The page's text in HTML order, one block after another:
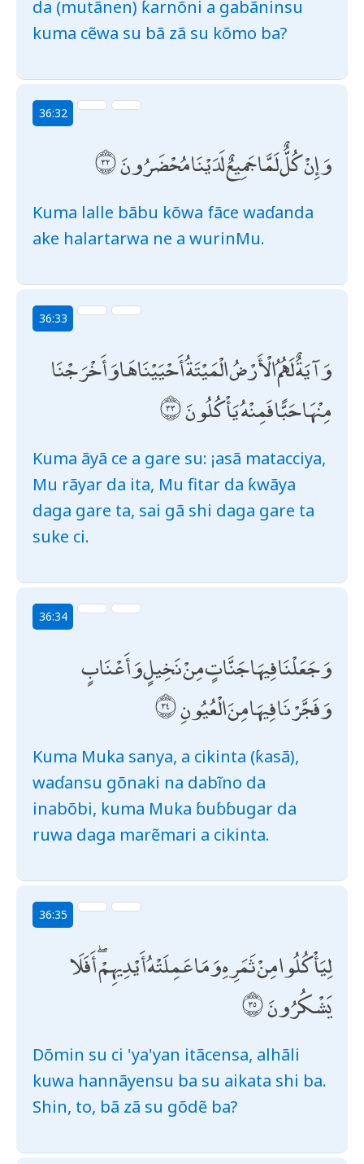
da (mutãnen) ƙarnõni a gabãninsu
kuma cẽwa su bã zã su kõmo ba?
36:32
وَإِنْ كُلٌّ لَمَّا جَمِيعٌ لَدَيْنَا مُحْضَرُونَ
Kuma lalle bãbu kõwa fãce waɗanda
ake halartarwa ne a wurinMu.
36:33
وَآيَةٌ لَهُمُ الْأَرْضُ الْمَيْتَةُ أَحْيَيْنَاهَا وَأَخْرَجْنَا
مِنْهَا حَبًّا فَمِنْهُ يَأْكُلُونَ
Kuma ãyã ce a gare su: ¡asã matacciya,
Mu rãyar da ita, Mu fitar da ƙwãya
daga gare ta, sai gã shi daga gare ta
suke ci.
36:34
وَجَعَلْنَا فِيهَا جَنَّاتٍ مِنْ نَخِيلٍ وَأَعْنَابٍ
وَفَجَّرْنَا فِيهَا مِنَ الْعُيُونِ
Kuma Muka sanya, a cikinta (ƙasã),
waɗansu gõnaki na dabĩno da
inabõbi, kuma Muka ɓuɓɓugar da
ruwa daga marẽmari a cikinta.
36:35
لِيَأْكُلُوا مِنْ ثَمَرِهِ وَمَا عَمِلَتْهُ أَيْدِيهِمْ ۖ أَفَلَا
يَشْكُرُونَ
Dõmin su ci 'ya'yan itãcensa, alhãli
kuwa hannãyensu ba su aikata shi ba.
Shin, to, bã zã su gõdẽ ba?